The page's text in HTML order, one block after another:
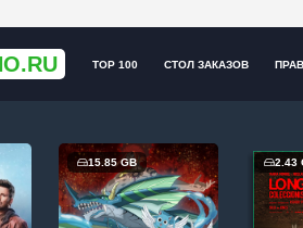
TOP 100 СТОЛ ЗАКАЗОВ
15.85 GB 2.43